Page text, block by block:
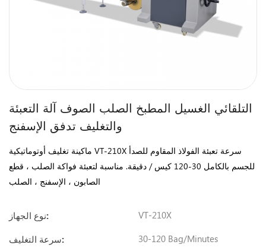
التلقائي الغسيل المطبخ الصلب الصوف آلة التعبئة
والتغليف تدفق الإسفنج
ماكينة تغليف أوتوماتيكية VT-210X سرعة تعبئة الفولاذ المقاوم للصدأ
للجسم بالكامل 30-120 كيس / دقيقة. مناسبة لتعبئة فواكة الصلب ، قطع
الصابون ، الإسفنج ، الصلب
نوع الجهاز: VT-210X
سرعة التغليف: 30-120 Bag/Minutes